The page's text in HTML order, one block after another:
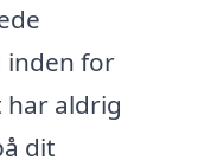
inden for
har aldrig
dit